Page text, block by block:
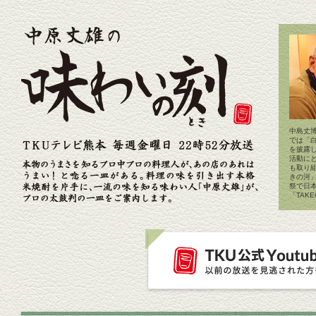
中島丈
では「
を披露
活動に
も取り
きの河
祭で日
「